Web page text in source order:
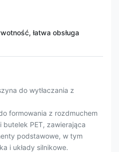
łatwa obsługa
do wytłaczania z
formowania z rozdmuchem
PET, zawierająca
podstawowe, w tym
i układy silnikowe.